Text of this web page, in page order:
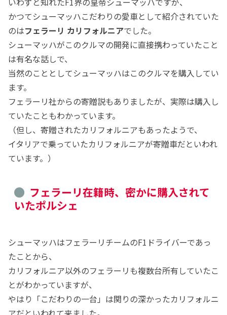
かつてシューマッハこだわりの愛車として紹介されていた
のはフェラーリ カリフォルニアでした。
シューマッハがこのクルマの開発に直接携わっていたこと
は有名な話しで、
当然のこととしてシューマッハはこのクルマを購入してい
ます。
フェラーリ社からの寄贈説もありましたが、実際は購入し
ていたこともわかっています。
（但し、寄贈されたカリフォルニアもあったようで、
イタリアで乗っていたカリフォルニアが寄贈車だといわれ
ています。）
フェラーリ在籍時、密かに購入されて
いたポルシェ
シューマッハはフェラーリチームのF1ドライバーであっ
たことから、
カリフォルニア以外のフェラーリも複数台所有していたこ
とがわかっていますが、
やはり「こだわりの一台」は関りの深かったカリフォルニ